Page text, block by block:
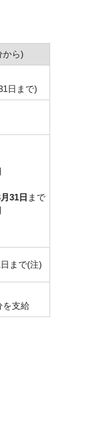
から)
日まで)
31日 まで
まで(注)
を支給